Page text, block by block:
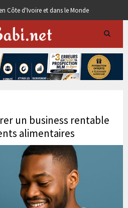
Côte d'Ivoire et dans le Monde
un business rentable
alimentaires